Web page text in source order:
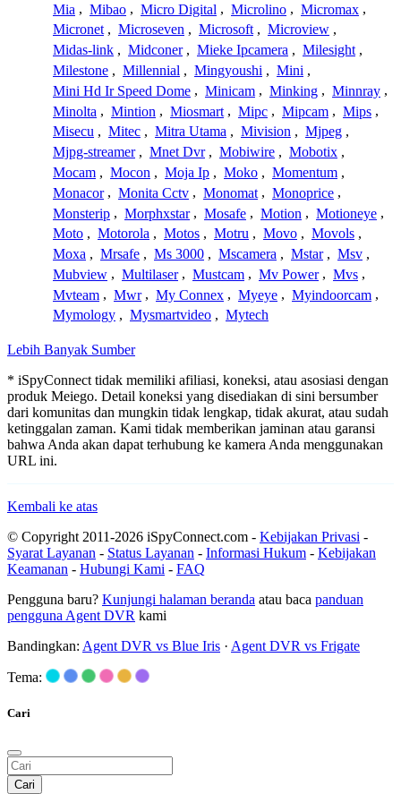
Mia , Mibao , Micro Digital , Microlino , Micromax ,
Micronet , Microseven , Microsoft , Microview ,
Midas-link , Midconer , Mieke Ipcamera , Milesight ,
Milestone , Millennial , Mingyoushi , Mini ,
Mini Hd Ir Speed Dome , Minicam , Minking , Minnray ,
Minolta , Mintion , Miosmart , Mipc , Mipcam , Mips ,
Misecu , Mitec , Mitra Utama , Mivision , Mjpeg ,
Mjpg-streamer , Mnet Dvr , Mobiwire , Mobotix ,
Mocam , Mocon , Moja Ip , Moko , Momentum ,
Monacor , Monita Cctv , Monomat , Monoprice ,
Monsterip , Morphxstar , Mosafe , Motion , Motioneye ,
Moto , Motorola , Motos , Motru , Movo , Movols ,
Moxa , Mrsafe , Ms 3000 , Mscamera , Mstar , Msv ,
Mubview , Multilaser , Mustcam , Mv Power , Mvs ,
Mvteam , Mwr , My Connex , Myeye , Myindoorcam ,
Mymology , Mysmartvideo , Mytech
Lebih Banyak Sumber
* iSpyConnect tidak memiliki afiliasi, koneksi, atau asosiasi dengan
produk Meiego. Detail koneksi yang disediakan di sini bersumber
dari komunitas dan mungkin tidak lengkap, tidak akurat, atau sudah
ketinggalan zaman. Kami tidak memberikan jaminan atau garansi
bahwa Anda akan dapat terhubung ke kamera Anda menggunakan
URL ini.
Kembali ke atas
© Copyright 2011-2026 iSpyConnect.com - Kebijakan Privasi -
Syarat Layanan - Status Layanan - Informasi Hukum - Kebijakan
Keamanan - Hubungi Kami - FAQ
Pengguna baru? Kunjungi halaman beranda atau baca panduan
pengguna Agent DVR kami
Bandingkan: Agent DVR vs Blue Iris · Agent DVR vs Frigate
Tema:
Cari
Cari